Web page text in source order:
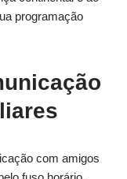
programação
com amigos